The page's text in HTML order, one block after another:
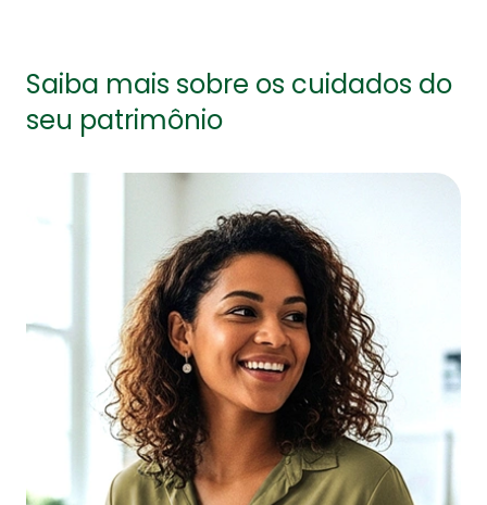
Saiba mais sobre os cuidados do
seu patrimônio